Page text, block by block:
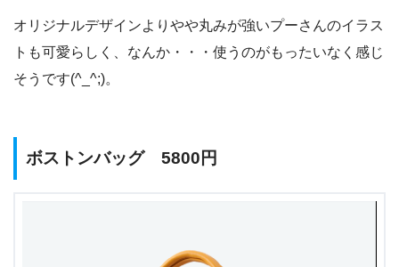
オリジナルデザインよりやや丸みが強いプーさんのイラス
トも可愛らしく、なんか・・・使うのがもったいなく感じ
そうです(^_^;)。
ボストンバッグ 5800円